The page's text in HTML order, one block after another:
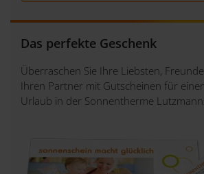
Das perfekte Geschenk
Überraschen Sie Ihre Liebsten,
Ihren Partner mit Gutscheinen für
Urlaub in der Sonnentherme